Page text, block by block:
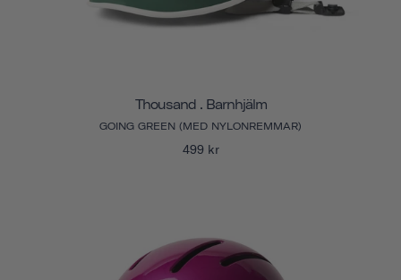
Thousand . Barnhjälm
GOING GREEN (MED NYLONREMMAR)
499 kr